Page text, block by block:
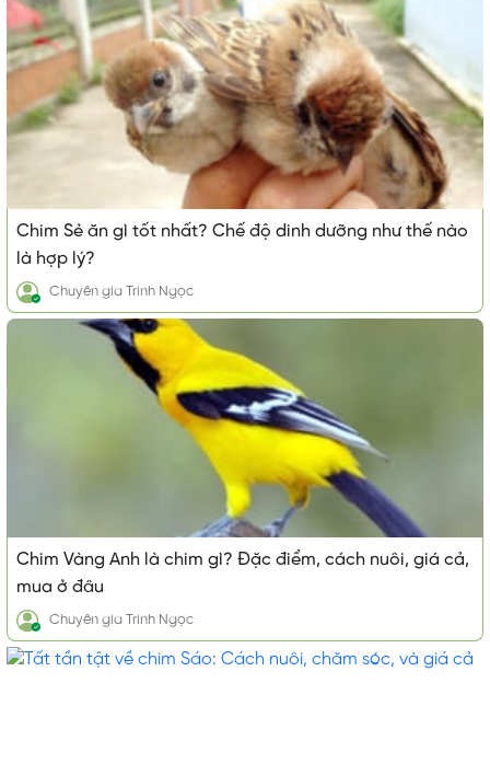
Chim Sẻ ăn gì tốt nhất? Chế độ dinh dưỡng như thế nào
là hợp lý?
Chuyên gia Trinh Ngọc
Chim Vàng Anh là chim gì? Đặc điểm, cách nuôi, giá cả,
mua ở đâu
Chuyên gia Trinh Ngọc